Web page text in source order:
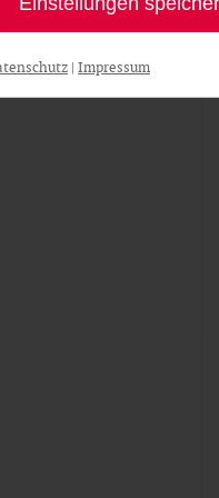
| Impressum